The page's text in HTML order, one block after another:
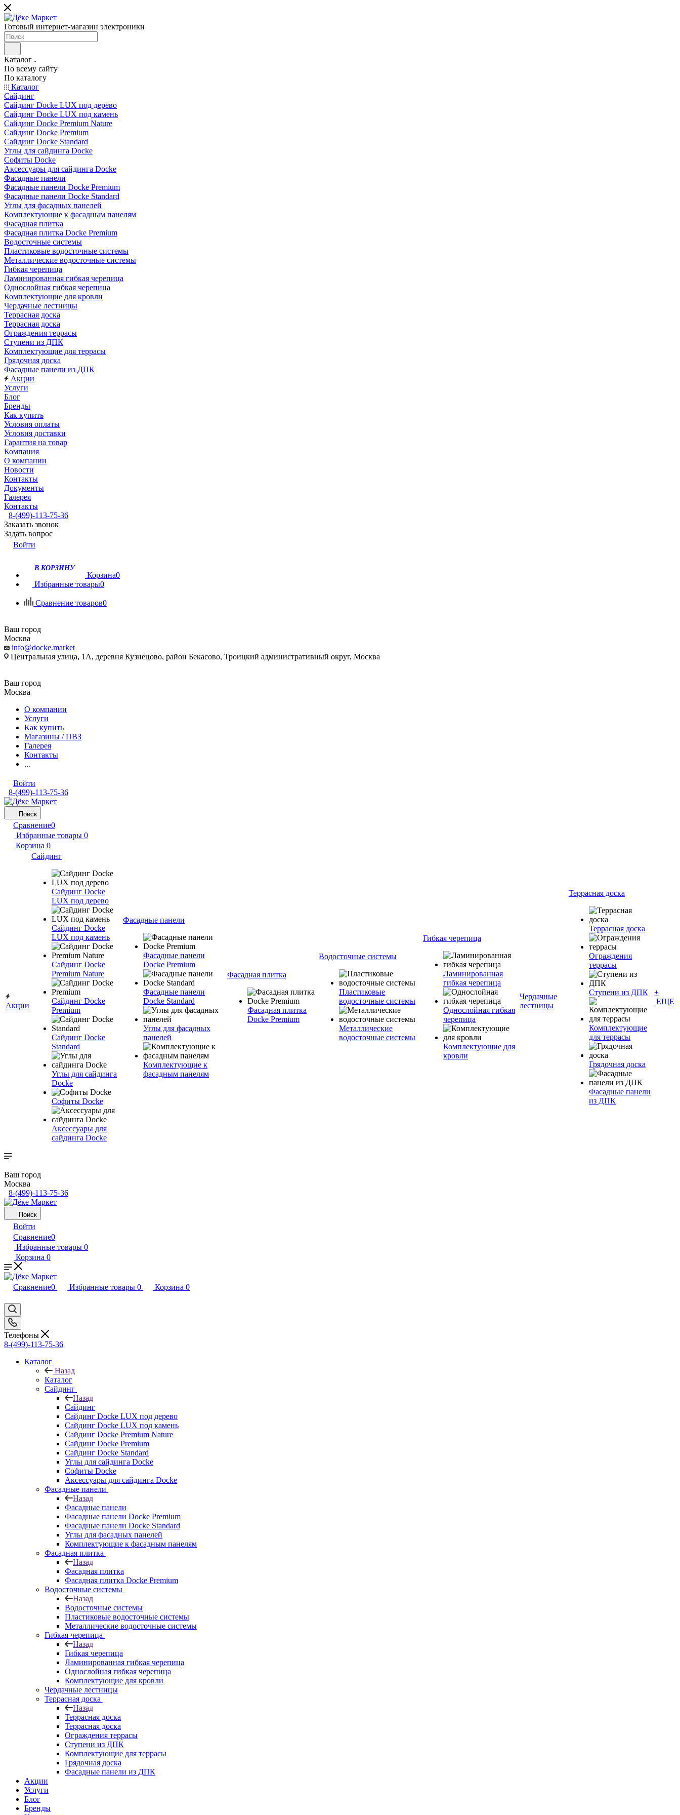
Готовый интернет-магазин электроники
Каталог
По всему сайту
По каталогу
Каталог
Сайдинг
Сайдинг Docke LUX под дерево
Сайдинг Docke LUX под камень
Сайдинг Docke Premium Nature
Сайдинг Docke Premium
Сайдинг Docke Standard
Углы для сайдинга Docke
Софиты Docke
Аксессуары для сайдинга Docke
Фасадные панели
Фасадные панели Docke Premium
Фасадные панели Docke Standard
Углы для фасадных панелей
Комплектующие к фасадным панелям
Фасадная плитка
Фасадная плитка Docke Premium
Водосточные системы
Пластиковые водосточные системы
Металлические водосточные системы
Гибкая черепица
Ламинированная гибкая черепица
Однослойная гибкая черепица
Комплектующие для кровли
Чердачные лестницы
Террасная доска
Террасная доска
Ограждения террасы
Ступени из ДПК
Комплектующие для террасы
Грядочная доска
Фасадные панели из ДПК
Акции
Услуги
Блог
Бренды
Как купить
Условия оплаты
Условия доставки
Гарантия на товар
Компания
О компании
Новости
Контакты
Документы
Галерея
Контакты
8-(499)-113-75-36
Заказать звонок
Задать вопрос
Войти
В КОРЗИНУ
Корзина0
Избранные товары0
Сравнение товаров0
Ваш город
Москва
info@docke.market
Центральная улица, 1А, деревня Кузнецово, район Бекасово, Троицкий административный округ, Москва
Ваш город
Москва
О компании
Услуги
Как купить
Магазины / ПВЗ
Галерея
Контакты
...
Войти
8-(499)-113-75-36
Поиск
Сравнение0
Избранные товары 0
Корзина 0
Акции
Сайдинг
Сайдинг Docke
LUX под дерево
Сайдинг Docke
LUX под камень
Сайдинг Docke
Premium Nature
Сайдинг Docke
Premium
Сайдинг Docke
Standard
Углы для сайдинга
Docke
Софиты Docke
Аксессуары для
сайдинга Docke
Фасадные панели
Фасадные панели
Docke Premium
Фасадные панели
Docke Standard
Углы для фасадных
панелей
Комплектующие к
фасадным панелям
Фасадная плитка
Фасадная плитка
Docke Premium
Водосточные системы
Пластиковые
водосточные системы
Металлические
водосточные системы
Гибкая черепица
Ламинированная
гибкая черепица
Однослойная гибкая
черепица
Комплектующие для
кровли
Чердачные
лестницы
Террасная доска
Террасная доска
Ограждения
террасы
Ступени из ДПК
Комплектующие
для террасы
Грядочная доска
Фасадные панели
из ДПК
+
ЕЩЕ
Ваш город
Москва
8-(499)-113-75-36
Поиск
Войти
Сравнение0
Избранные товары 0
Корзина 0
Сравнение0 Избранные товары 0 Корзина 0
Телефоны
8-(499)-113-75-36
Каталог
Назад
Каталог
Сайдинг
Назад
Сайдинг
Сайдинг Docke LUX под дерево
Сайдинг Docke LUX под камень
Сайдинг Docke Premium Nature
Сайдинг Docke Premium
Сайдинг Docke Standard
Углы для сайдинга Docke
Софиты Docke
Аксессуары для сайдинга Docke
Фасадные панели
Назад
Фасадные панели
Фасадные панели Docke Premium
Фасадные панели Docke Standard
Углы для фасадных панелей
Комплектующие к фасадным панелям
Фасадная плитка
Назад
Фасадная плитка
Фасадная плитка Docke Premium
Водосточные системы
Назад
Водосточные системы
Пластиковые водосточные системы
Металлические водосточные системы
Гибкая черепица
Назад
Гибкая черепица
Ламинированная гибкая черепица
Однослойная гибкая черепица
Комплектующие для кровли
Чердачные лестницы
Террасная доска
Назад
Террасная доска
Террасная доска
Ограждения террасы
Ступени из ДПК
Комплектующие для террасы
Грядочная доска
Фасадные панели из ДПК
Акции
Услуги
Блог
Бренды